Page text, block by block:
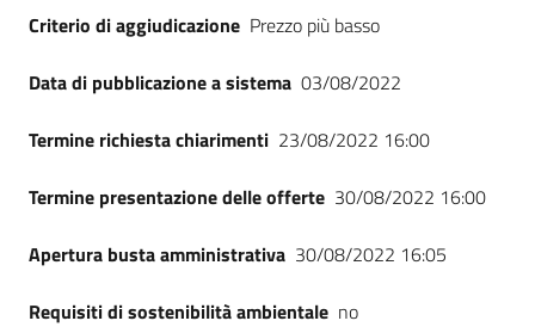
Criterio di aggiudicazione Prezzo più basso
Data di pubblicazione a sistema 03/08/2022
Termine richiesta chiarimenti 23/08/2022 16:00
Termine presentazione delle offerte 30/08/2022 16:00
Apertura busta amministrativa 30/08/2022 16:05
Requisiti di sostenibilità ambientale no